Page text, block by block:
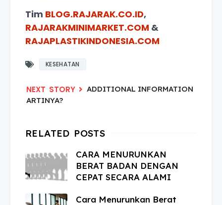
Tim BLOG.RAJARAK.CO.ID,
RAJARAKMINIMARKET.COM &
RAJAPLASTIKINDONESIA.COM
KESEHATAN
ADDITIONAL INFORMATION
ARTINYA?
CARA MENURUNKAN
BERAT BADAN DENGAN
CEPAT SECARA ALAMI
Cara Menurunkan Berat